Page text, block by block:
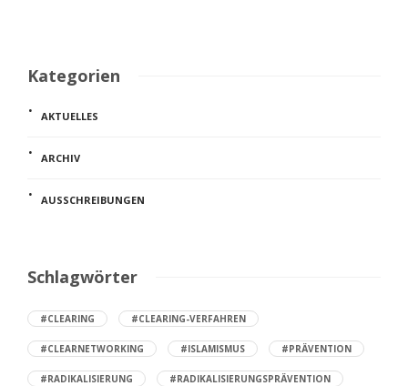
Kategorien
AKTUELLES
ARCHIV
AUSSCHREIBUNGEN
Schlagwörter
#CLEARING #CLEARING-VERFAHREN
#CLEARNETWORKING #ISLAMISMUS #PRÄVENTION
#RADIKALISIERUNG #RADIKALISIERUNGSPRÄVENTION